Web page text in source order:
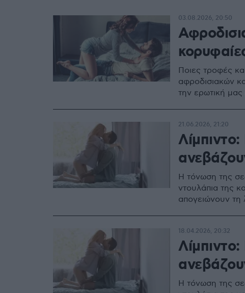
Ποιες τροφές
αφροδισιακών
την ερωτική μας
03.08.2026, 20:50
Η τόνωση της
ντουλάπια της
απογειώνουν τη
21.06.2026, 21:20
Η τόνωση της
18.04.2026, 20:32